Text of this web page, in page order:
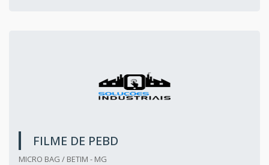
FILME DE PEBD
MICRO BAG / BETIM - MG